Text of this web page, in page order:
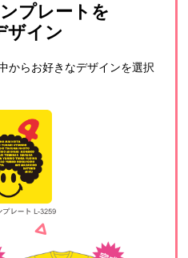
プレートを
ザイン
からお好きなデザインを選択